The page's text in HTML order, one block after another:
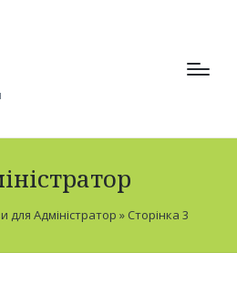
для Адміністратор » Сторінка 3